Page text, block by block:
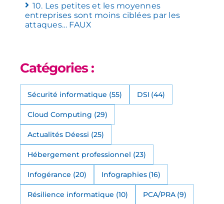
10. Les petites et les moyennes
entreprises sont moins ciblées par les
attaques… FAUX
Catégories :
Sécurité informatique (55) DSI (44)
Cloud Computing (29)
Actualités Déessi (25)
Hébergement professionnel (23)
Infogérance (20) Infographies (16)
Résilience informatique (10) PCA/PRA (9)